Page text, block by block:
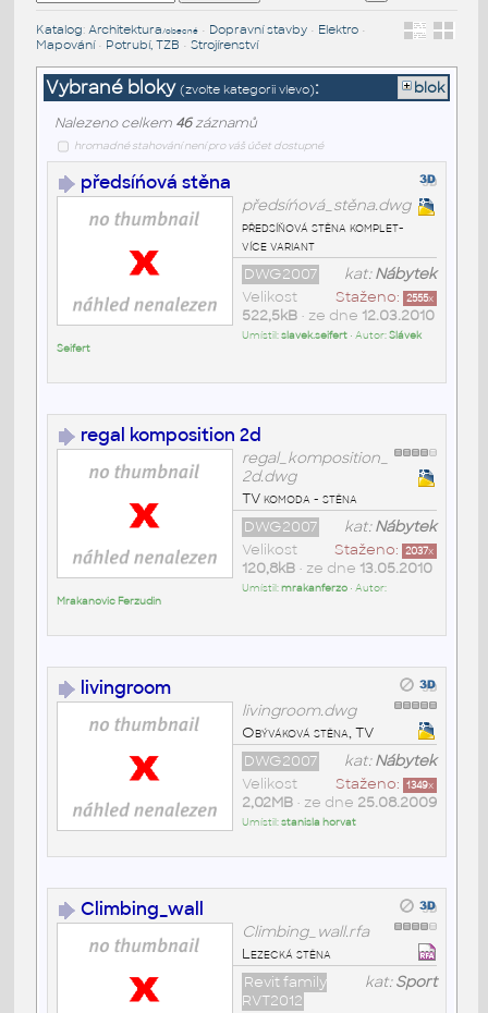
Katalog: Architektura/obecné• Dopravní stavby• Elektro•
Mapování• Potrubí, TZB • Strojírenství
Vybrané bloky (zvolte kategorii vlevo): blok
Nalezeno celkem 46záznamů
hromadné stahování není pro váš účet dostupné
předsíńová stěna
předsíńová_stěna.dwg
předsíňová stěna komplet-
více variant
kat:Nábytek
DWG2007
Staženo: 2555x
Velikost
522,5kB• ze dne 12.03.2010
Umístil:slavek.seifert• Autor:Slávek
Seifert
regal komposition 2d
regal_komposition_
2d.dwg
TV komoda - stěna
kat:Nábytek
DWG2007
Staženo: 2037x
Velikost
120,8kB• ze dne 13.05.2010
Umístil:mrakanferzo• Autor:
Mrakanovic Ferzudin
livingroom
livingroom.dwg
Obýváková stěna, TV
kat:Nábytek
DWG2007
Staženo: 1349x
Velikost
2,02MB• ze dne 25.08.2009
Umístil:stanisla horvat
Climbing_wall
Climbing_wall.rfa
Lezecká stěna
kat:Sport
Revit family
RVT2012